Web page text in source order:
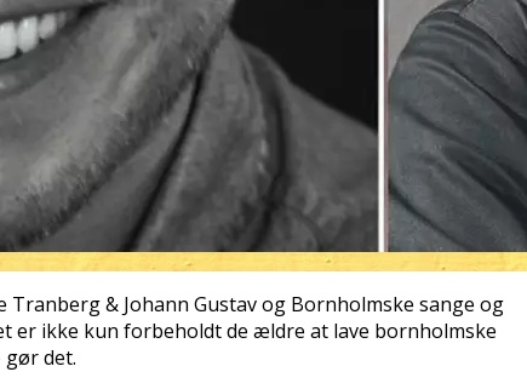
Tranberg & Johann Gustav og Bornholmske sange og
er ikke kun forbeholdt de ældre at lave bornholmske
gør det.